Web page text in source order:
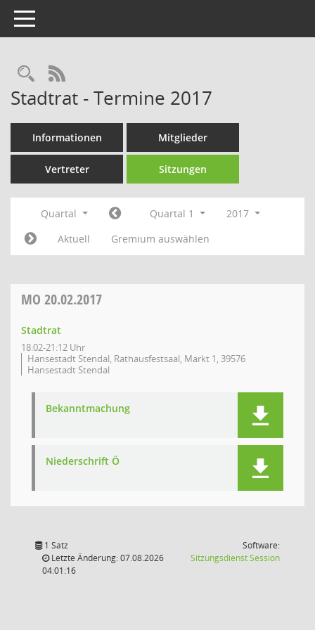
Toggle navigation
Rechercheauswahl
RSS-Feed
Stadtrat - Termine 2017
Informationen Mitglieder
Vertreter Sitzungen
Quartal Quartal 1
2017
Aktuell
Gremium auswählen
MO 20.02.2017
Stadtrat
18:02-21:12 Uhr
Hansestadt Stendal, Rathausfestsaal, Markt 1, 39576
Hansestadt Stendal
Bekanntmachung
Niederschrift Ö
1 Satz
Letzte Änderung: 07.08.2026
04:01:16
Software:
SitzungsdienstSession(Wird in